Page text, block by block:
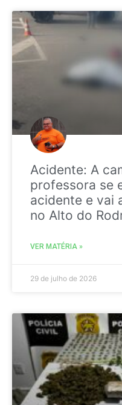
Acidente: A
professora se
acidente e vai
no Alto do
VER MATÉRIA »
29 de julho de 2026